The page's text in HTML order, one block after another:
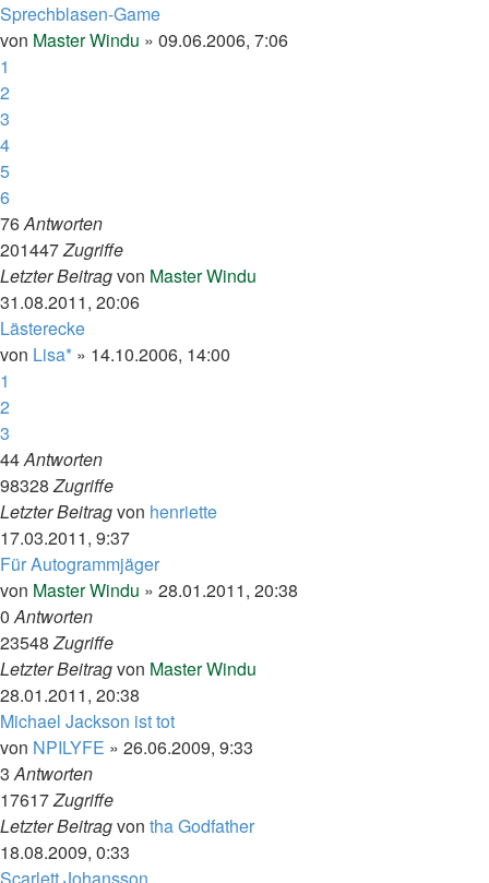
Sprechblasen-Game
von Master Windu » 09.06.2006, 7:06
1
2
3
4
5
6
76Antworten
201447Zugriffe
Letzter Beitragvon Master Windu
31.08.2011, 20:06
Lästerecke
von Lisa* » 14.10.2006, 14:00
1
2
3
44Antworten
98328Zugriffe
Letzter Beitragvon henriette
17.03.2011, 9:37
Für Autogrammjäger
von Master Windu » 28.01.2011, 20:38
0Antworten
23548Zugriffe
Letzter Beitragvon Master Windu
28.01.2011, 20:38
Michael Jackson ist tot
von NPILYFE » 26.06.2009, 9:33
3Antworten
17617Zugriffe
Letzter Beitragvon tha Godfather
18.08.2009, 0:33